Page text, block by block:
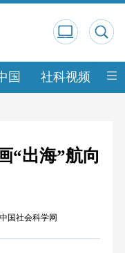
国 社科视频 中
“出海”航向
中国社会科学网